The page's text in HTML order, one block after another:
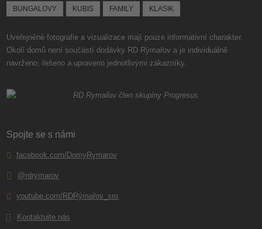
BUNGALOVY KUBIS FAMILY KLASIK
Uveřejněné fotografie a vizualizace mají pouze informativní charakter.
Okolí domů není součástí dodávky RD Rýmařov a je individuálně
navrženo, řešeno a upraveno jednotlivými zákazníky.
Spojte se s námi
facebook.com/DomyRymarov
@rdrymarov
youtube.com/RDRýmařov_sro
Kontaktujte nás